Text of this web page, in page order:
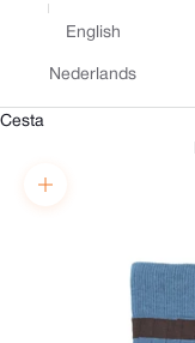
English
Nederlands
Cesta